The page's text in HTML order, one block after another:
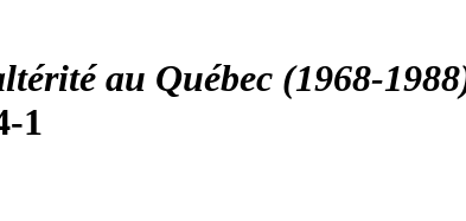
au Québec (1968-
1